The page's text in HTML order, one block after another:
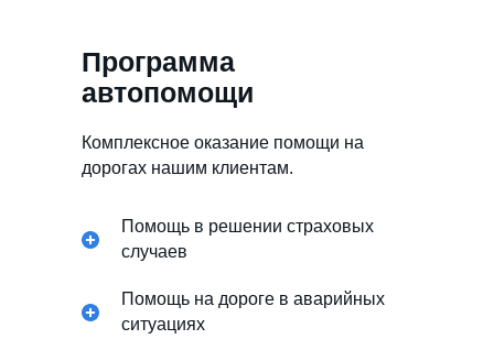
Программа
автопомощи
Комплексное оказание помощи на
дорогах нашим клиентам.
Помощь в решении страховых
случаев
Помощь на дороге в аварийных
ситуациях